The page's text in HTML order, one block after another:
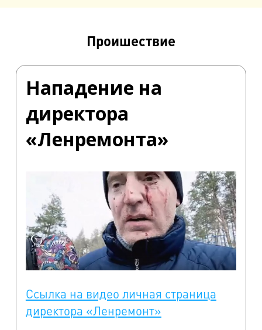
Проишествие
Нападение на
директора
«Ленремонта»
Ссылка на видео личная страница
директора «Ленремонт»